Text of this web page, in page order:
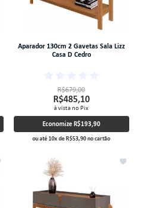
Aparador 130cm 2 Gavetas Sala Lizz
Casa D Cedro
R$679,00
R$485,10
à vista no Pix
Economize R$193,90
ou até10xdeR$53,90no cartão